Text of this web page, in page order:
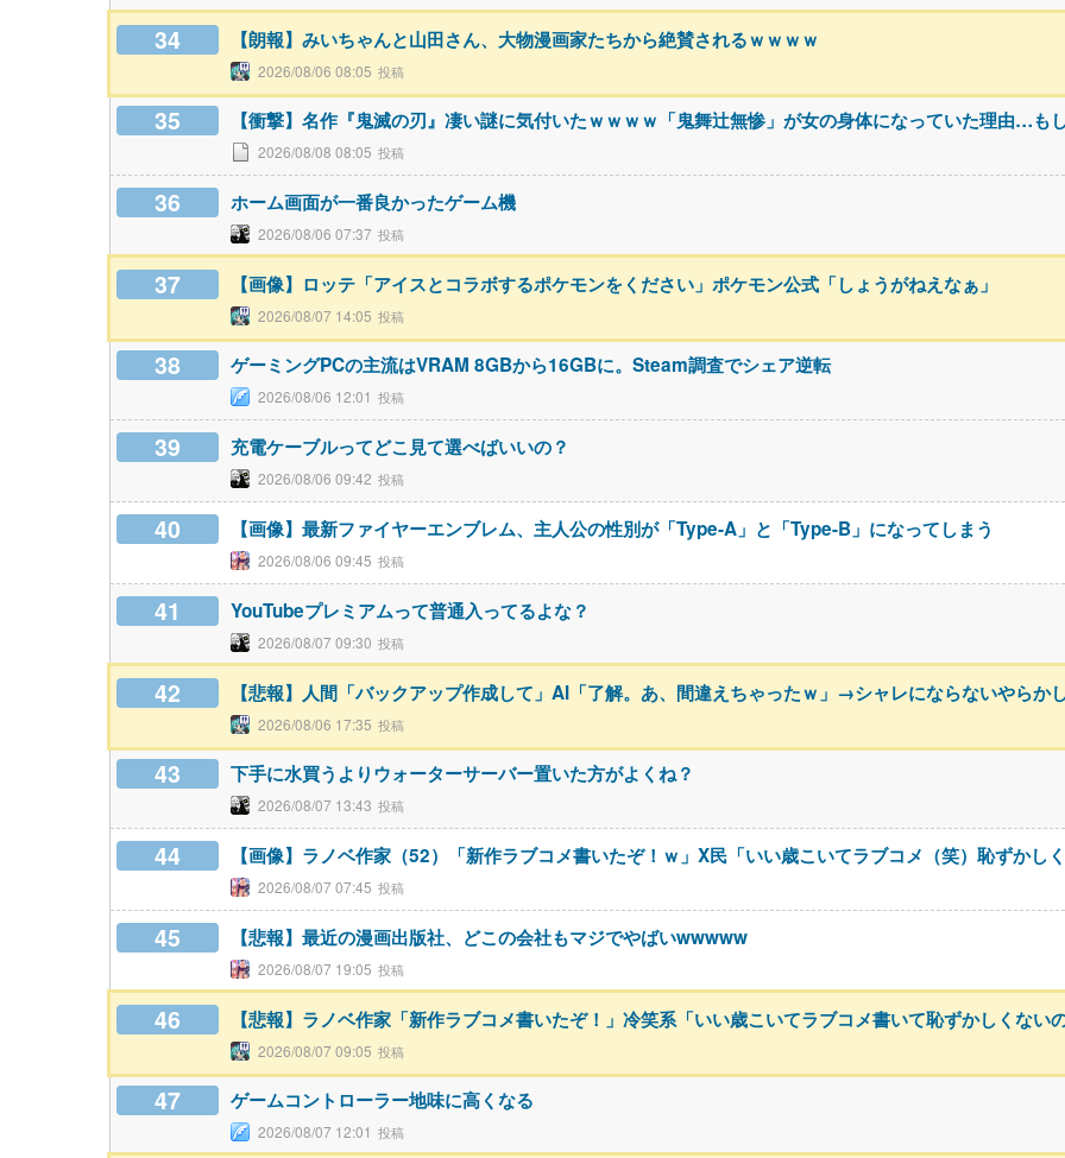
34 【朗報】みいちゃんと山田さん、大物漫画家たちから絶賛されるｗｗｗｗ
2026/08/06 08:05
35 【衝撃】名作『鬼滅の刃』凄い謎に気付いたｗｗｗｗ「鬼舞辻無惨」が女の身体になっていた理由…も
2026/08/08 08:05
36 ホーム画面が一番良かったゲーム機
2026/08/06 07:37
37 【画像】ロッテ「アイスとコラボするポケモンをください」ポケモン公式「しょうがねえなぁ」
2026/08/07 14:05
38 ゲーミングPCの主流はVRAM 8GBから16GBに。Steam調査でシェア逆転
2026/08/06 12:01
39 充電ケーブルってどこ見て選べばいいの？
2026/08/06 09:42
40 【画像】最新ファイヤーエンブレム、主人公の性別が「Type-A」と「Type-B」になってしまう
2026/08/06 09:45
41 YouTubeプレミアムって普通入ってるよな？
2026/08/07 09:30
42 【悲報】人間「バックアップ作成して」AI「了解。あ、間違えちゃったｗ」→シャレにならないやらか
2026/08/06 17:35
43 下手に水買うよりウォーターサーバー置いた方がよくね？
2026/08/07 13:43
44 【画像】ラノベ作家（52）「新作ラブコメ書いたぞ！ｗ」X民「いい歳こいてラブコメ（笑）恥ずか
2026/08/07 07:45
45 【悲報】最近の漫画出版社、どこの会社もマジでやばいwwwww
2026/08/07 19:05
46 【悲報】ラノベ作家「新作ラブコメ書いたぞ！」冷笑系「いい歳こいてラブコメ書いて恥ずかしくない
2026/08/07 09:05
47 ゲームコントローラー地味に高くなる
2026/08/07 12:01